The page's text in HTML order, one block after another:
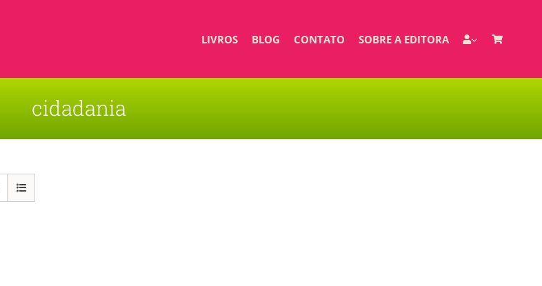
LIVROS BLOG CONTATO SOBRE A EDITORA
cidadania